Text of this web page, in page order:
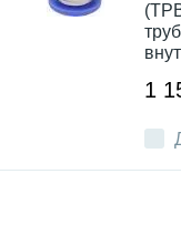
1